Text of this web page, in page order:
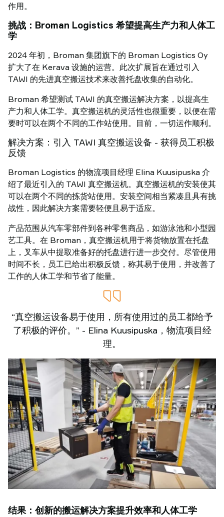
作用。
挑战：Broman Logistics 希望提高生产力和人体工
学
2024 年初，Broman 集团旗下的 Broman Logistics Oy
扩大了在 Kerava 设施的运营。此次扩展旨在通过引入
TAWI 的先进真空搬运技术来改善托盘收集的自动化。
Broman 希望测试 TAWI 的真空搬运解决方案，以提高生
产力和人体工学。真空搬运机的灵活性也很重要，以便在需
要时可以在两个不同的工作站使用。目前，一切运作顺利。
解决方案：引入 TAWI 真空搬运设备 - 获得员工积极
反馈
Broman Logistics 的物流项目经理 Elina Kuusipuska 介
绍了最近引入的 TAWI 真空搬运机。真空搬运机的安装使其
可以在两个不同的拣货站使用。安装空间相当紧凑且具有挑
战性，因此解决方案需要轻便且易于适应。
产品范围从汽车零部件到各种零售商品，如游泳池和小型园
艺工具。在 Broman，真空搬运机用于将货物放置在托盘
上，叉车从中提取准备好的托盘进行进一步交付。尽管使用
时间不长，员工已给出积极反馈，称其易于使用，并改善了
工作的人体工学和节省了能量。
“真空搬运设备易于使用，所有使用过的员工都给予
了积极的评价。” - Elina Kuusipuska，物流项目经
理。
结果：创新的搬运解决方案提升效率和人体工学